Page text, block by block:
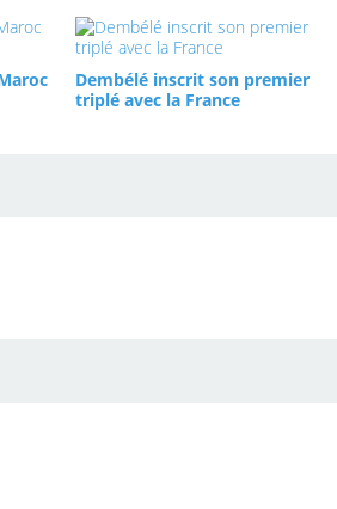
Dembélé inscrit son premier
triplé avec la France